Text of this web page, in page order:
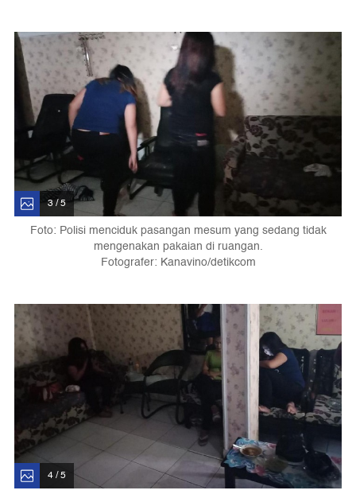
3 / 5
Foto: Polisi menciduk pasangan mesum yang sedang tidak
mengenakan pakaian di ruangan.
Fotografer: Kanavino/detikcom
4 / 5